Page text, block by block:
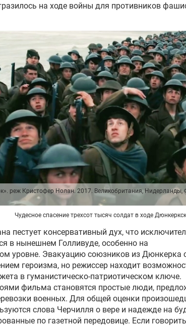
на ходе войны для противников
реж Кристофер Нолан. 2017. Великобритания, Нидерланды,
Чудесное спасение трехсот тысяч солдат в ходе
пестует консервативный дух, что
в нынешнем Голливуде, особенно на
уровне. Эвакуацию союзников из Дюнкерка
героизма, но режиссер находит
в гуманистическо-патриотическом ключе.
фильма становятся простые люди,
военных. Для общей оценки
слова Черчилля о вере и надежде на
по газетной передовице. Если